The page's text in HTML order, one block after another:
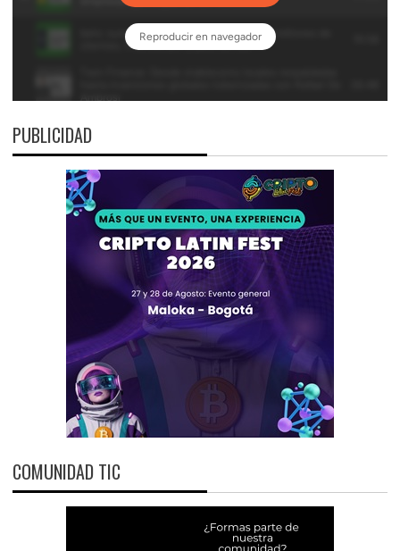
PUBLICIDAD
COMUNIDAD TIC